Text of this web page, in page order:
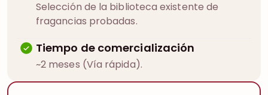
Selección de la biblioteca existente de
fragancias probadas.
Tiempo de comercialización
~2 meses (Vía rápida).